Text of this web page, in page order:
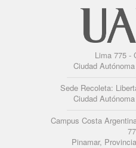
Lima 775 -
Ciudad
Sede Recoleta:
Ciudad
Campus Costa
Pinamar,